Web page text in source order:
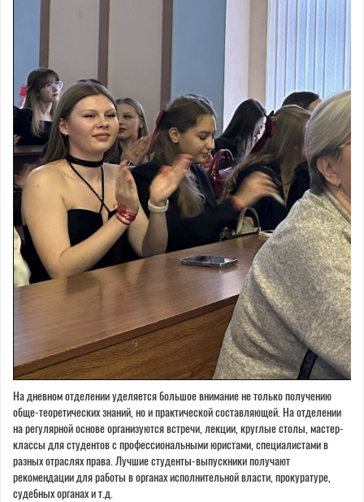
На дневном отделении уделяется большое внимание не только получению
обще-теоретических знаний, но и практической составляющей. На отделении
на регулярной основе организуются встречи, лекции, круглые столы, мастер-
классы для студентов с профессиональными юристами, специалистами в
разных отраслях права. Лучшие студенты-выпускники получают
рекомендации для работы в органах исполнительной власти, прокуратуре,
судебных органах и т.д.